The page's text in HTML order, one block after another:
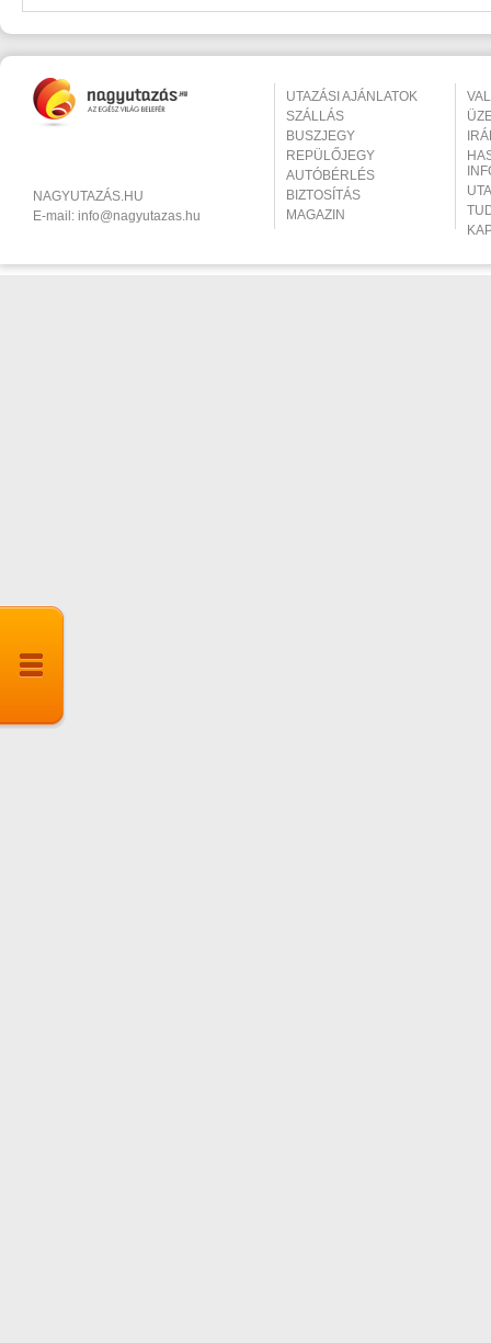
NAGYUTAZÁS.HU
E-mail: info@nagyutazas.hu
UTAZÁSI AJÁNLATOK
SZÁLLÁS
BUSZJEGY
REPÜLŐJEGY
AUTÓBÉRLÉS
BIZTOSÍTÁS
MAGAZIN